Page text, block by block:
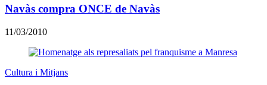
Navàs compra ONCE de Navàs
11/03/2010
Cultura i Mitjans